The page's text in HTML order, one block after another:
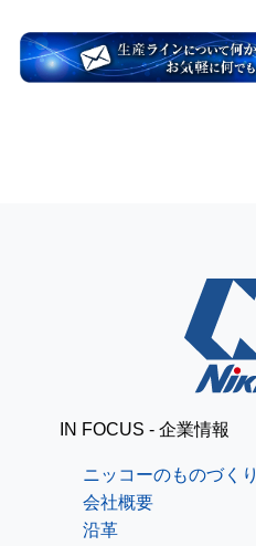
IN FOCUS - 企業情報
ニッコーのものづくり
会社概要
沿革